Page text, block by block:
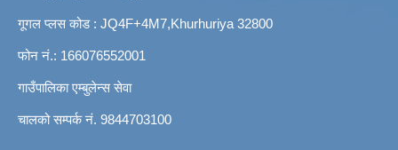
गूगल प्लस कोड : JQ4F+4M7,Khurhuriya 32800
फोन नं.: 166076552001
गाउँपालिका एम्बुलेन्स सेवा
चालको सम्पर्क नं. 9844703100